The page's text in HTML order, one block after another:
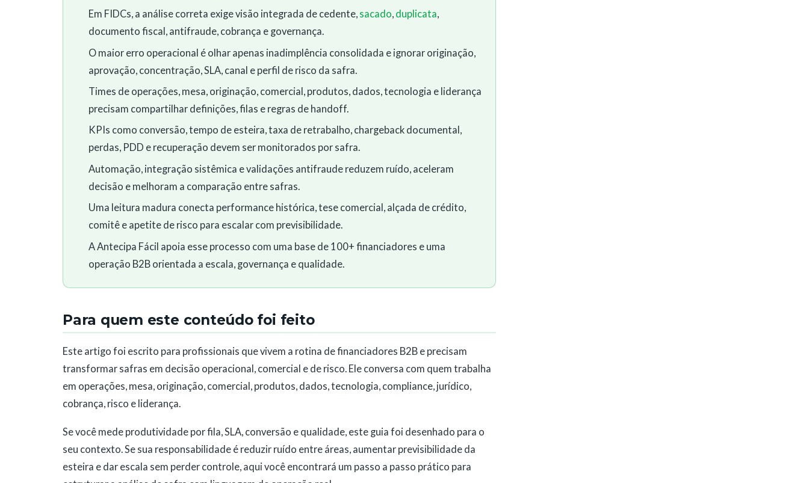
Em FIDCs, a análise correta exige visão integrada de cedente, sacado, duplicata,
documento fiscal, antifraude, cobrança e governança.
O maior erro operacional é olhar apenas inadimplência consolidada e ignorar originação,
aprovação, concentração, SLA, canal e perfil de risco da safra.
Times de operações, mesa, originação, comercial, produtos, dados, tecnologia e liderança
precisam compartilhar definições, filas e regras de handoff.
KPIs como conversão, tempo de esteira, taxa de retrabalho, chargeback documental,
perdas, PDD e recuperação devem ser monitorados por safra.
Automação, integração sistêmica e validações antifraude reduzem ruído, aceleram
decisão e melhoram a comparação entre safras.
Uma leitura madura conecta performance histórica, tese comercial, alçada de crédito,
comitê e apetite de risco para escalar com previsibilidade.
A Antecipa Fácil apoia esse processo com uma base de 100+ financiadores e uma
operação B2B orientada a escala, governança e qualidade.
Para quem este conteúdo foi feito
Este artigo foi escrito para profissionais que vivem a rotina de financiadores B2B e precisam
transformar safras em decisão operacional, comercial e de risco. Ele conversa com quem trabalha
em operações, mesa, originação, comercial, produtos, dados, tecnologia, compliance, jurídico,
cobrança, risco e liderança.
Se você mede produtividade por fila, SLA, conversão e qualidade, este guia foi desenhado para o
seu contexto. Se sua responsabilidade é reduzir ruído entre áreas, aumentar previsibilidade da
esteira e dar escala sem perder controle, aqui você encontrará um passo a passo prático para